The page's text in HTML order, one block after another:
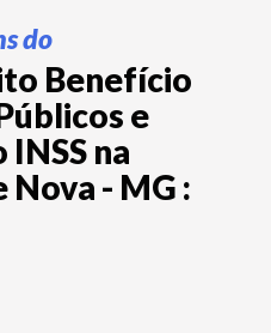
do
Benefício
e
na
- MG :